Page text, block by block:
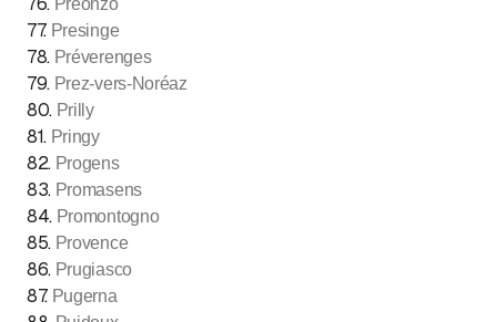
Preonzo
77. Presinge
78. Préverenges
79. Prez-vers-Noréaz
80. Prilly
81. Pringy
82. Progens
83. Promasens
84. Promontogno
85. Provence
86. Prugiasco
87. Pugerna